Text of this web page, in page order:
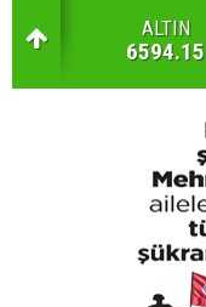
ALTIN
6594.15